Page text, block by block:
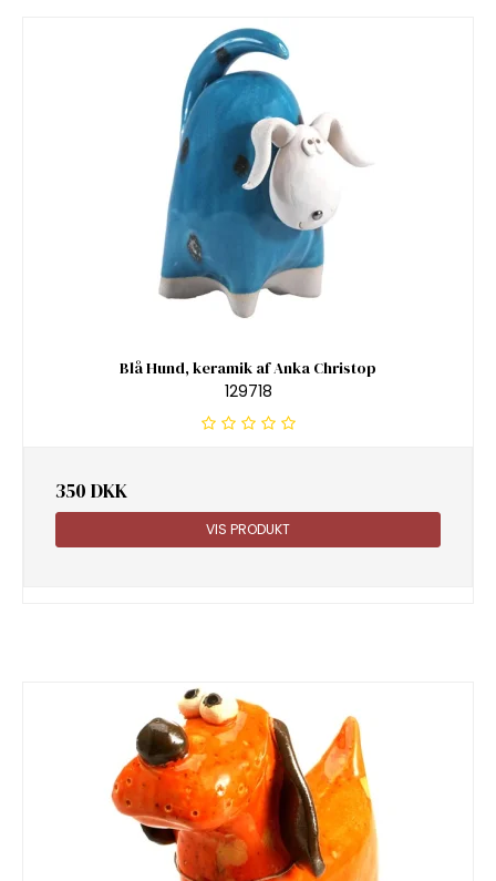
Blå Hund, keramik af Anka Christop
129718
350 DKK
VIS PRODUKT